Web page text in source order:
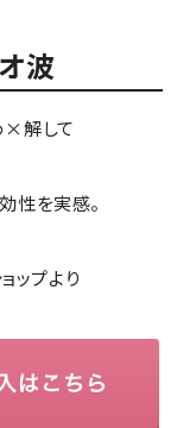
波
×解して
性を実感。
ップより